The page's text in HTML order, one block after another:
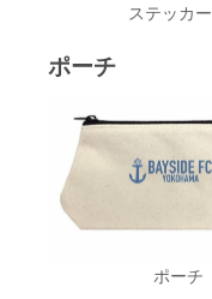
ステッカー
ポーチ
ポーチ